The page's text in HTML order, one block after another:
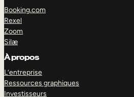
Booking.com
Rexel
Zoom
Silæ
À propos
L’entreprise
Ressources graphiques
Investisseurs